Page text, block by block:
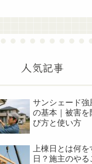
人気記事
サンシェード強
の基本｜被害を
び方と使い方
上棟日とは何を
日？施主のやる